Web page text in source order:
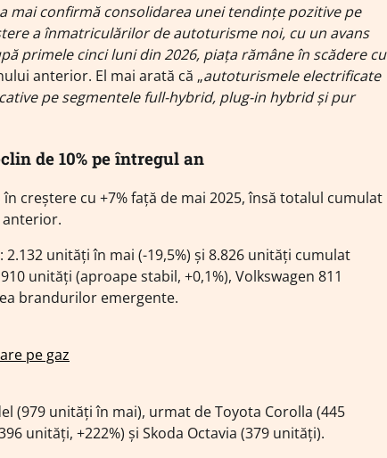
mai confirmă consolidarea unei tendințe pozitive pe
a înmatriculărilor de autoturisme noi, cu un avans
primele cinci luni din 2026, piața rămâne în scădere cu
anterior. El mai arată că „autoturismele electrificate
pe segmentele full-hybrid, plug-in hybrid și pur
de 10% pe întregul an
creștere cu +7% față de mai 2025, însă totalul cumulat
anterior.
unități în mai (-19,5%) și 8.826 unități cumulat
unități (aproape stabil, +0,1%), Volkswagen 811
brandurilor emergente.
pe gaz
(979 unități în mai), urmat de Toyota Corolla (445
unități, +222%) și Skoda Octavia (379 unități).